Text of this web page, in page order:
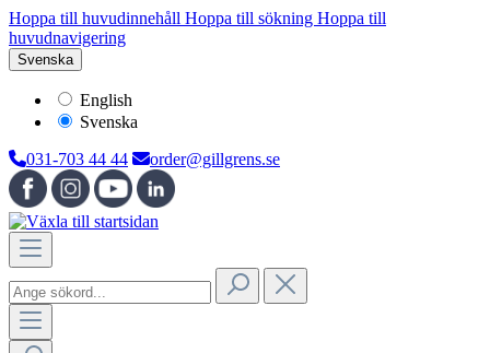
Hoppa till huvudinnehåll Hoppa till sökning Hoppa till
huvudnavigering
Svenska
English
Svenska
031-703 44 44
order@gillgrens.se